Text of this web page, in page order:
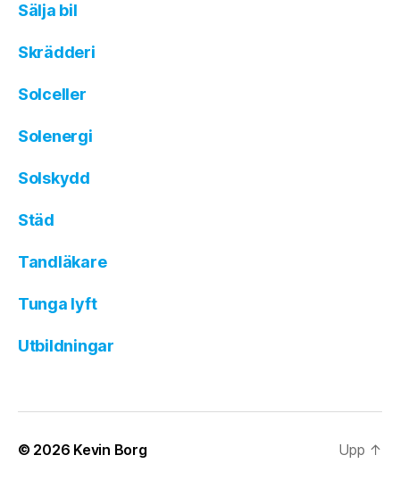
Sälja bil
Skrädderi
Solceller
Solenergi
Solskydd
Städ
Tandläkare
Tunga lyft
Utbildningar
© 2026 Kevin Borg Upp ↑